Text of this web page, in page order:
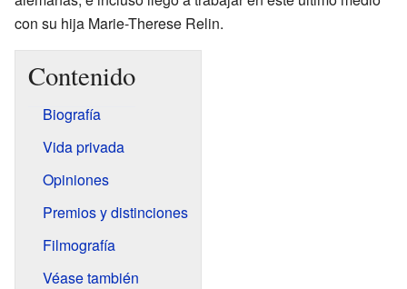
con su hija Marie-Therese Relin.
Contenido
Biografía
Vida privada
Opiniones
Premios y distinciones
Filmografía
Véase también